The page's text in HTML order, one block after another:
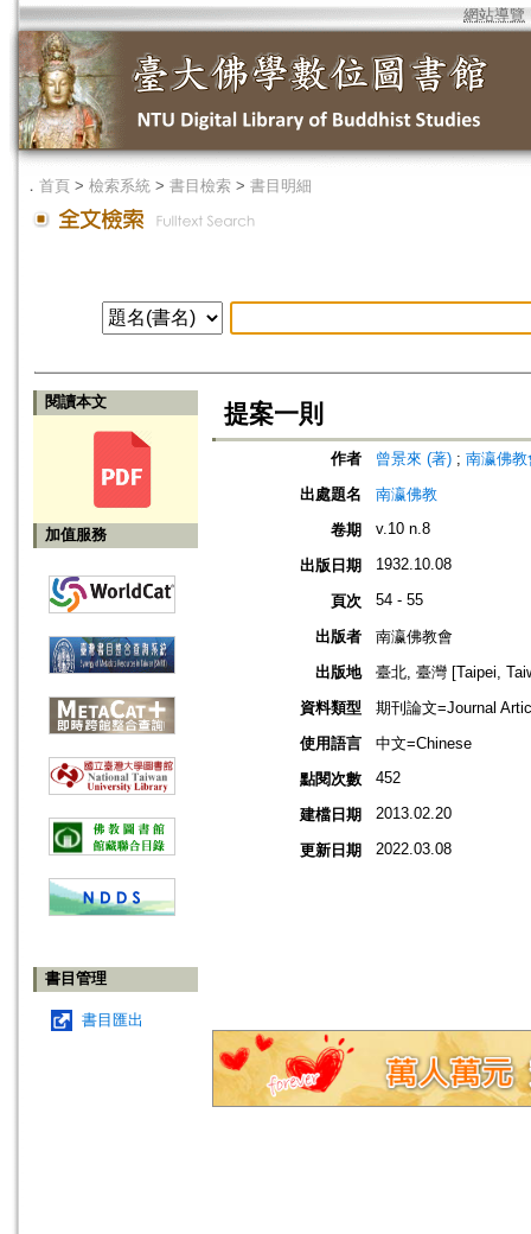
網站導覽
． 首頁 > 檢索系統 > 書目檢索 > 書目明細
閱讀本文
加值服務
書目管理
書目匯出
提案一則
作者 曾景來 (著) ; 南瀛佛
出處題名
南瀛佛教
卷期
v.10 n.8
出版日期 1932.10.08
頁次 54 - 55
出版者
南瀛佛教會
出版地
臺北, 臺灣 [Taipei,
資料類型
期刊論文=Journal
使用語言
中文=Chinese
點閱次數
452
建檔日期 2013.02.20
更新日期 2022.03.08